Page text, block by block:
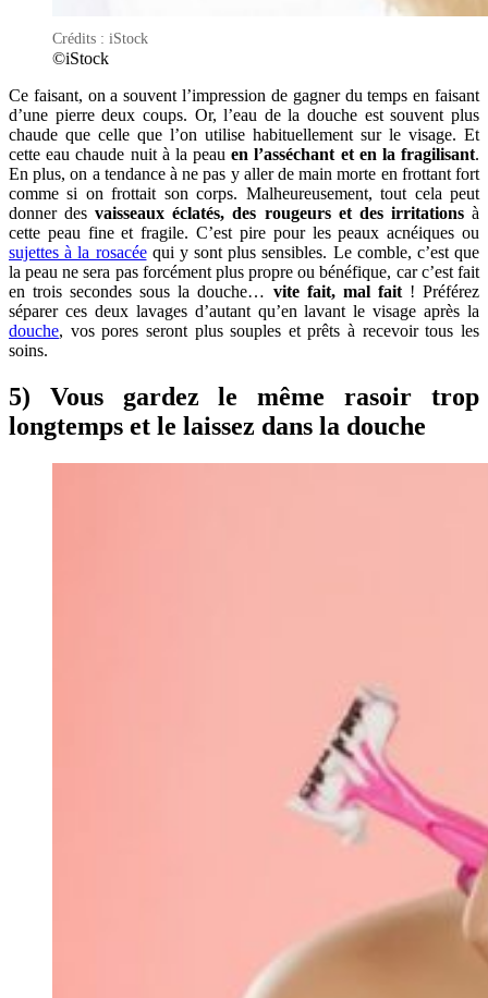
Crédits : iStock
©iStock
Ce faisant, on a souvent l’impression de gagner du temps en faisant
d’une pierre deux coups. Or, l’eau de la douche est souvent plus
chaude que celle que l’on utilise habituellement sur le visage. Et
cette eau chaude nuit à la peauen l’asséchant et en la fragilisant.
En plus, on a tendance à ne pas y aller de main morte en frottant fort
comme si on frottait son corps. Malheureusement, tout cela peut
donner desvaisseaux éclatés, des rougeurs et des irritationsà
cette peau fine et fragile. C’est pire pour les peaux acnéiques ou
sujettes à la rosacéequi y sont plus sensibles. Le comble, c’est que
la peau ne sera pas forcément plus propre ou bénéfique, car c’est fait
en trois secondes sous la douche… vite fait, mal fait! Préférez
séparer ces deux lavages d’autant qu’en lavant le visage après la
douche, vos pores seront plus souples et prêts à recevoir tous les
soins.
5) Vous gardez le même rasoir trop
longtemps et le laissez dans la douche